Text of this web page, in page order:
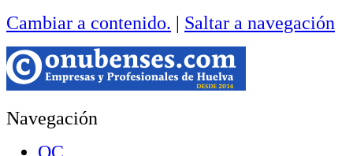
Cambiar a contenido. | Saltar a navegación
Navegación